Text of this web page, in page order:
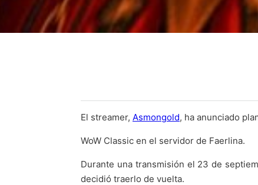
El streamer, Asmongold, ha anunciado
WoW Classic en el servidor de Faerlina.
Durante una transmisión el 23 de
decidió traerlo de vuelta.